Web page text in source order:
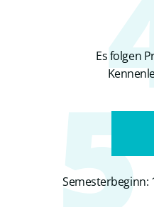
Es folgen
5
Semesterbeginn: